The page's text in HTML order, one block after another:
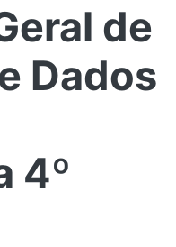
de
Dados
4º